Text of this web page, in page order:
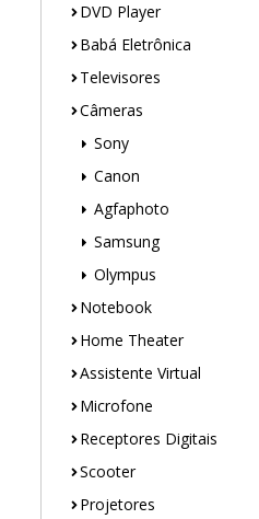
DVD Player
Babá Eletrônica
Televisores
Câmeras
Sony
Canon
Agfaphoto
Samsung
Olympus
Notebook
Home Theater
Assistente Virtual
Microfone
Receptores Digitais
Scooter
Projetores